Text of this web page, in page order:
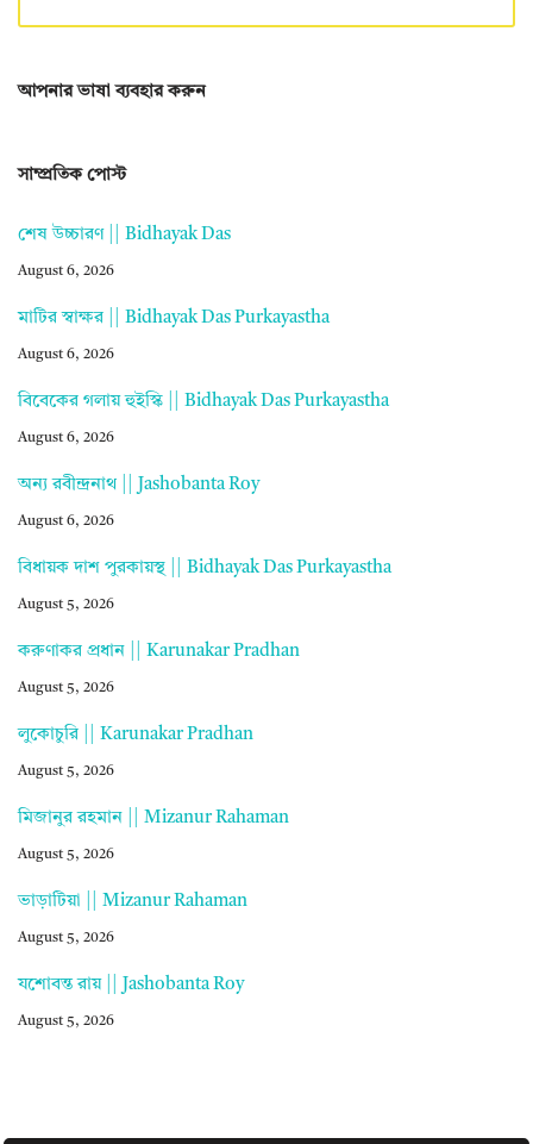
আপনার ভাষা ব্যবহার করুন
সাম্প্রতিক পোস্ট
শেষ উচ্চারণ || Bidhayak Das
August 6, 2026
মাটির স্বাক্ষর || Bidhayak Das Purkayastha
August 6, 2026
বিবেকের গলায় হুইস্কি || Bidhayak Das Purkayastha
August 6, 2026
অন্য রবীন্দ্রনাথ || Jashobanta Roy
August 6, 2026
বিধায়ক দাশ পুরকায়স্থ || Bidhayak Das Purkayastha
August 5, 2026
করুণাকর প্রধান || Karunakar Pradhan
August 5, 2026
লুকোচুরি || Karunakar Pradhan
August 5, 2026
মিজানুর রহমান || Mizanur Rahaman
August 5, 2026
ভাড়াটিয়া || Mizanur Rahaman
August 5, 2026
যশোবন্ত রায় || Jashobanta Roy
August 5, 2026